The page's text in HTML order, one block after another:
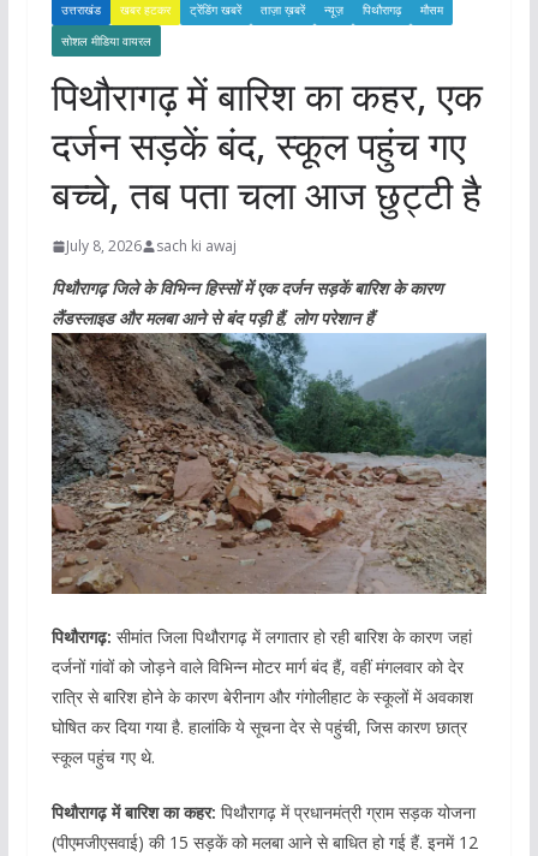
उत्तराखंड खबर हटकर ट्रेंडिंग खबरें ताज़ा ख़बरें न्यूज़ पिथौरागढ़
मौसम
सोशल मीडिया वायरल
पिथौरागढ़ में बारिश का कहर, एक
दर्जन सड़कें बंद, स्कूल पहुंच गए
बच्चे, तब पता चला आज छुट्टी है
July 8, 2026 sach ki awaj
पिथौरागढ़ जिले के विभिन्न हिस्सों में एक दर्जन सड़कें बारिश के कारण
लैंडस्लाइड और मलबा आने से बंद पड़ी हैं, लोग परेशान हैं
पिथौरागढ़: सीमांत जिला पिथौरागढ़ में लगातार हो रही बारिश के कारण जहां
दर्जनों गांवों को जोड़ने वाले विभिन्न मोटर मार्ग बंद हैं, वहीं मंगलवार को देर
रात्रि से बारिश होने के कारण बेरीनाग और गंगोलीहाट के स्कूलों में अवकाश
घोषित कर दिया गया है. हालांकि ये सूचना देर से पहुंची, जिस कारण छात्र
स्कूल पहुंच गए थे.
पिथौरागढ़ में बारिश का कहर: पिथौरागढ़ में प्रधानमंत्री ग्राम सड़क योजना
(पीएमजीएसवाई) की 15 सड़कें को मलबा आने से बाधित हो गई हैं. इनमें 12